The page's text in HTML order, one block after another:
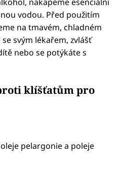
vodou. Před použitím
na tmavém, chladném
svým lékařem, zvlášť
nebo se potýkáte s
klíšťatům pro
pelargonie a poleje